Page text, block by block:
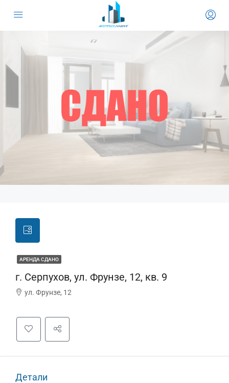
АРЕНДА СДАНО
г. Серпухов, ул. Фрунзе, 12, кв. 9
ул. Фрунзе, 12
Детали